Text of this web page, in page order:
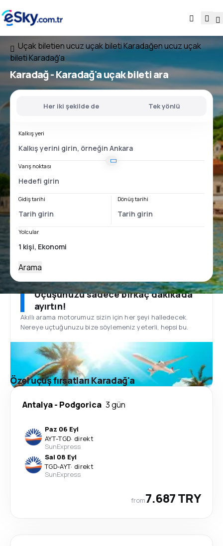
Uçak biletien ucuz uçak bileti Karadağen ucuz uçak
bileti Karadağ'a
Karadağ - Karadağ'auçak bileti ara
Her iki şekilde de Tek yönlü
Kalkış yeri
Varış noktası
Gidiş tarihi Dönüş tarihi
Yolcular
Arama
Uçuşunuzu sadece birkaç dakikada
ayırtın!
Akıllı arama motorumuz sizin için her şeyi halledecek.
Nereye uçtuğunuzu bize söylemeniz yeterli, hepsi bu.
Özel uçuş fırsatları Karadağ'a
Antalya- Podgorica 3 gün
Paz 06 Eyl
AYT-TGD· direkt
SunExpress
Sal 08 Eyl
TGD-AYT· direkt
SunExpress
from7.687 TRY